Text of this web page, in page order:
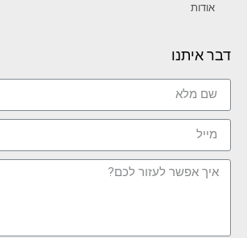
אודות
דבר איתנו